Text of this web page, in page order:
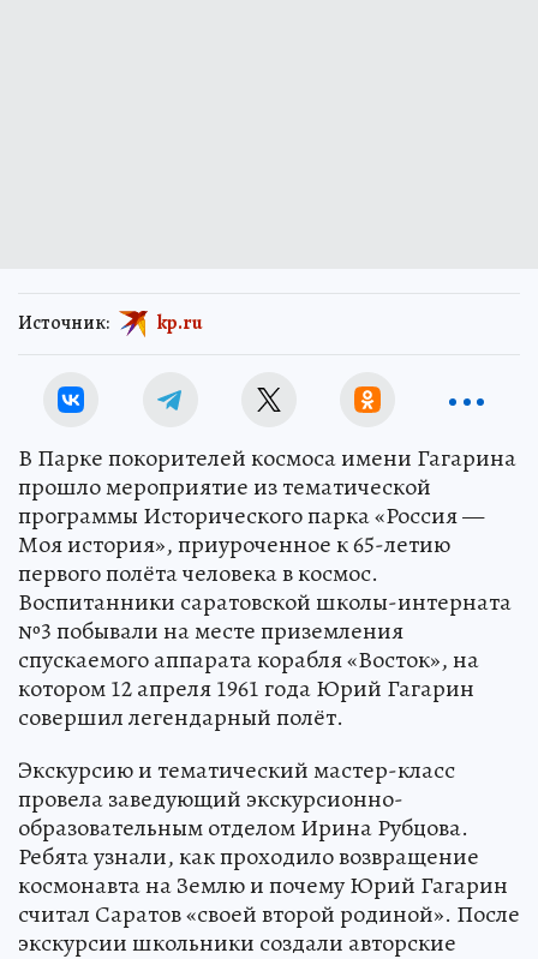
Источник: kp.ru
В Парке покорителей космоса имени Гагарина
прошло мероприятие из тематической
программы Исторического парка «Россия —
Моя история», приуроченное к 65-летию
первого полёта человека в космос.
Воспитанники саратовской школы-интерната
№3 побывали на месте приземления
спускаемого аппарата корабля «Восток», на
котором 12 апреля 1961 года Юрий Гагарин
совершил легендарный полёт.
Экскурсию и тематический мастер-класс
провела заведующий экскурсионно-
образовательным отделом Ирина Рубцова.
Ребята узнали, как проходило возвращение
космонавта на Землю и почему Юрий Гагарин
считал Саратов «своей второй родиной». После
экскурсии школьники создали авторские